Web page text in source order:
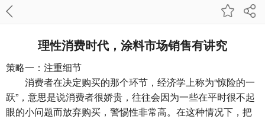
理性消费时代，涂料市场销售有讲究
策略一：注重细节
消费者在决定购买的那个环节，经济学上称为“惊险的一
跃”，意思是说消费者很娇贵，往往会因为一些在平时很不起
眼的小问题而放弃购买，警惕性非常高。在这种情况下，把